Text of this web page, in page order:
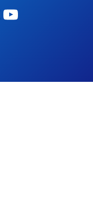
YouTube